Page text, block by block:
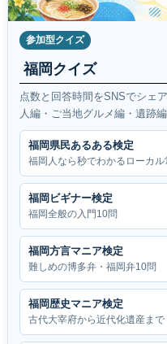
参加型クイズ
福岡クイズ
点数と回答時間をSNSでシェ
人編・ご当地グルメ編・遺跡編
福岡県民あるある検定
福岡人なら秒でわかるローカル
福岡ビギナー検定
福岡全般の入門10問
福岡方言マニア検定
難しめの博多弁・福岡弁10問
福岡歴史マニア検定
古代大宰府から近代化遺産まで